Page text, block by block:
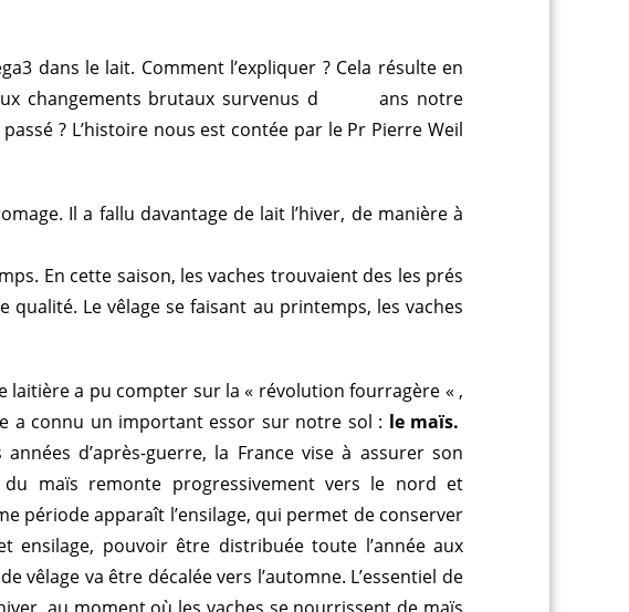
dans le lait. Comment l’expliquer ? Cela résulte en
aux changements brutaux survenus d ans notre
? L’histoire nous est contée par le Pr Pierre Weil
Il a fallu davantage de lait l’hiver, de manière à
En cette saison, les vaches trouvaient des les prés
Le vêlage se faisant au printemps, les vaches
laitière a pu compter sur la « révolution fourragère « ,
a connu un important essor sur notre sol : le maïs.
d’après-guerre, la France vise à assurer son
maïs remonte progressivement vers le nord et
période apparaît l’ensilage, qui permet de conserver
ensilage, pouvoir être distribuée toute l’année aux
vêlage va être décalée vers l’automne. L’essentiel de